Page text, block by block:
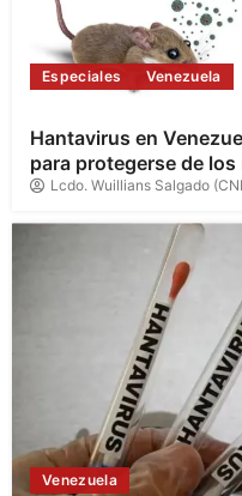
Especiales Venezuela
Hantavirus en
para protegerse de los
Lcdo. Wuillians Salgado
Venezuela